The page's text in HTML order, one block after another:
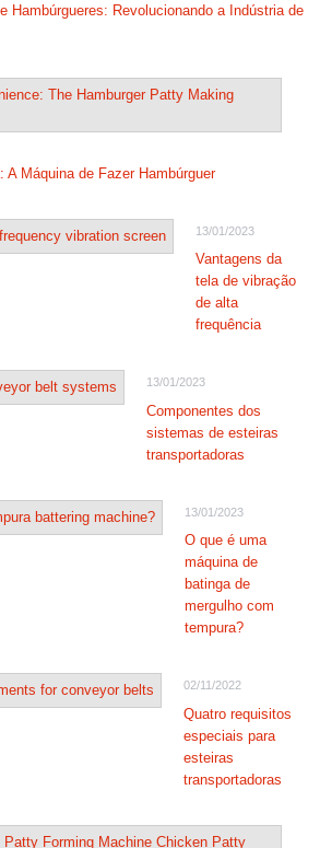
Hambúrgueres: Revolucionando a Indústria de
A Máquina de Fazer Hambúrguer
13/01/2023
Vantagens da
tela de vibração
de alta
frequência
13/01/2023
Componentes dos
sistemas de esteiras
transportadoras
13/01/2023
O que é uma
máquina de
batinga de
mergulho com
tempura?
02/11/2022
Quatro requisitos
especiais para
esteiras
transportadoras